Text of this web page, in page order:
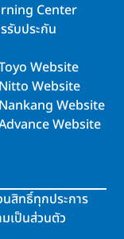
Center
รับประกัน
Website
Website
Website
Website
สิทธิ์ทุกประการ
เป็นส่วนตัว